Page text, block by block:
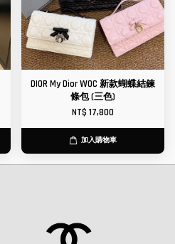
DIOR My Dior WOC 新款蝴蝶結鍊
條包 (三色)
NT$ 17,800
加入購物車